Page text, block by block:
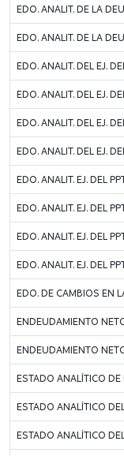
EDO. ANALIT. DE LA
EDO. ANALIT. DE LA
EDO. ANALIT. DEL EJ.
EDO. ANALIT. DEL EJ.
EDO. ANALIT. DEL EJ.
EDO. ANALIT. DEL EJ.
EDO. ANALIT. EJ. DEL
EDO. ANALIT. EJ. DEL
EDO. ANALIT. EJ. DEL
EDO. ANALIT. EJ. DEL
EDO. DE CAMBIOS EN
ENDEUDAMIENTO
ENDEUDAMIENTO
ESTADO ANALÍTICO DE
ESTADO ANALÍTICO
ESTADO ANALÍTICO